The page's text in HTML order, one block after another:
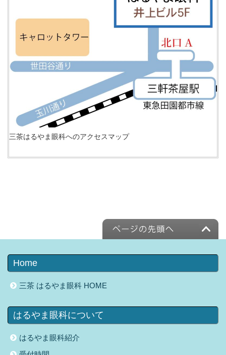
三茶はるやま眼科へのアクセスマップ
Home
三茶 はるやま眼科 HOME
はるやま眼科について
はるやま眼科紹介